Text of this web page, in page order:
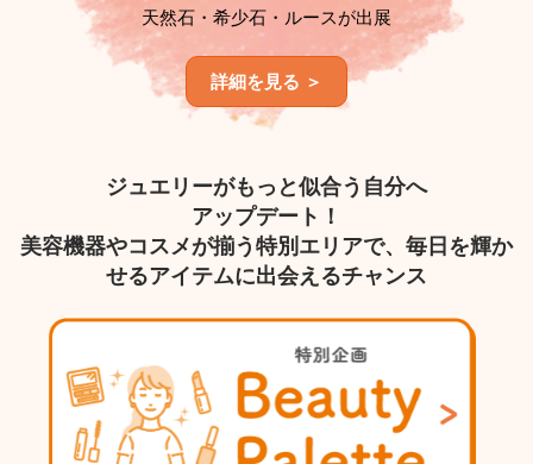
天然石・希少石・ルースが出展
詳細を見る ＞
ジュエリーがもっと似合う自分へ
アップデート！
美容機器やコスメが揃う特別エリアで、毎日を輝か
せるアイテムに出会えるチャンス